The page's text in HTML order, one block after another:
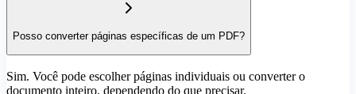
Posso converter páginas específicas de um PDF?
Sim. Você pode escolher páginas individuais ou converter o
documento inteiro, dependendo do que precisar.